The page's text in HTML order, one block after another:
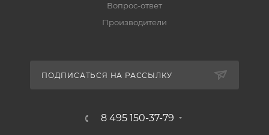
Вопрос-ответ
Производители
ПОДПИСАТЬСЯ НА РАССЫЛКУ
8 495 150-37-79